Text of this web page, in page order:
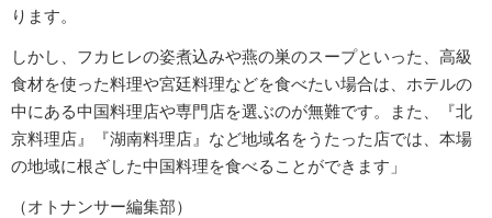
ります。
しかし、フカヒレの姿煮込みや燕の巣のスープといった、高級
食材を使った料理や宮廷料理などを食べたい場合は、ホテルの
中にある中国料理店や専門店を選ぶのが無難です。また、『北
京料理店』『湖南料理店』など地域名をうたった店では、本場
の地域に根ざした中国料理を食べることができます」
（オトナンサー編集部）